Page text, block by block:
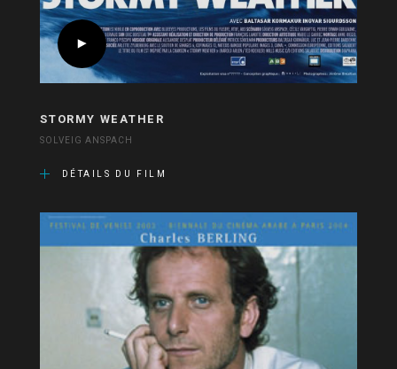
STORMY WEATHER
SOLVEIG ANSPACH
DÉTAILS DU FILM